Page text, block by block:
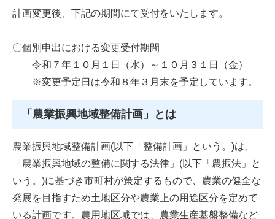
計画変更後、下記の期間にて受付をいたします。
〇個別申出における変更受付期間
令和７年１０月１日（水）～１０月３１日（金）
※変更予定日は令和８年３月末を予定しています。
「農業振興地域整備計画」とは
農業振興地域整備計画(以下「整備計画」という。)は、
「農業振興地域の整備に関する法律」(以下「農振法」と
いう。)に基づき市町村が策定するもので、農業の健全な
発展を目指すため土地区分や農業上の用途区分を定めて
いる計画です。農用地区域では、農業生産基盤整備など